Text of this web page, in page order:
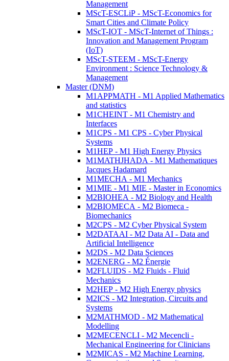
Management
MScT-ESCLiP - MScT-Economics for
Smart Cities and Climate Policy
MScT-IOT - MScT-Internet of Things :
Innovation and Management Program
(IoT)
MScT-STEEM - MScT-Energy
Environment : Science Technology &
Management
Master (DNM)
M1APPMATH - M1 Applied Mathematics
and statistics
M1CHEINT - M1 Chemistry and
Interfaces
M1CPS - M1 CPS - Cyber Physical
Systems
M1HEP - M1 High Energy Physics
M1MATHJHADA - M1 Mathematiques
Jacques Hadamard
M1MECHA - M1 Mechanics
M1MIE - M1 MIE - Master in Economics
M2BIOHEA - M2 Biology and Health
M2BIOMECA - M2 Biomeca -
Biomechanics
M2CPS - M2 Cyber Physical System
M2DATAAI - M2 Data AI - Data and
Artificial Intelligence
M2DS - M2 Data Sciences
M2ENERG - M2 Énergie
M2FLUIDS - M2 Fluids - Fluid
Mechanics
M2HEP - M2 High Energy physics
M2ICS - M2 Integration, Circuits and
Systems
M2MATHMOD - M2 Mathematical
Modelling
M2MECENCLI - M2 Mecencli -
Mechanical Engineering for Clinicians
M2MICAS - M2 Machine Learning,